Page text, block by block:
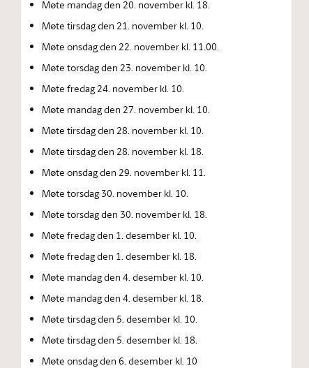
Møte mandag den 20. november kl. 18.
Møte tirsdag den 21. november kl. 10.
Møte onsdag den 22. november kl. 11.00.
Møte torsdag den 23. november kl. 10.
Møte fredag 24. november kl. 10.
Møte mandag den 27. november kl. 10.
Møte tirsdag den 28. november kl. 10.
Møte tirsdag den 28. november kl. 18.
Møte onsdag den 29. november kl. 11.
Møte torsdag 30. november kl. 10.
Møte torsdag den 30. november kl. 18.
Møte fredag den 1. desember kl. 10.
Møte fredag den 1. desember kl. 18.
Møte mandag den 4. desember kl. 10.
Møte mandag den 4. desember kl. 18.
Møte tirsdag den 5. desember kl. 10.
Møte tirsdag den 5. desember kl. 18.
Møte onsdag den 6. desember kl. 10